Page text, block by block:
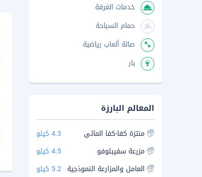
خدمات الغرفة
حمام السباحة
صالة ألعاب رياضية
بار
المعالم البارزة
منتزة كفا-كفا المائي
4.3 كيلو
مزرعة سفيبلوفو
4.5 كيلو
العامل والمزارعة النموذجية 5.2 كيلو